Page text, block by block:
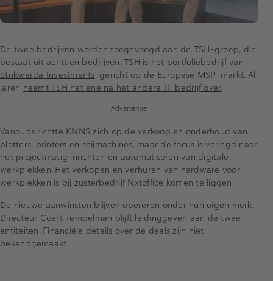
De twee bedrijven worden toegevoegd aan de TSH-groep, die
bestaat uit achttien bedrijven. TSH is het portfoliobedrijf van
Strikwerda Investments, gericht op de Europese MSP-markt. Al
jaren neemt TSH het ene na het andere IT-bedrijf over.
Advertentie
Vanouds richtte KNNS zich op de verkoop en onderhoud van
plotters, printers en snijmachines, maar de focus is verlegd naar
het projectmatig inrichten en automatiseren van digitale
werkplekken. Het verkopen en verhuren van hardware voor
werkplekken is bij zusterbedrijf Nxtoffice komen te liggen.
De nieuwe aanwinsten blijven opereren onder hun eigen merk.
Directeur Coert Tempelman blijft leidinggeven aan de twee
entiteiten. Financiële details over de deals zijn niet
bekendgemaakt.